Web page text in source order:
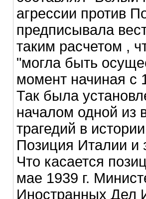
агрессии против
предписывала
таким расчетом ,
"могла быть
момент начиная с
Так была
началом одной из
трагедий в
Позиция Италии и
Что касается
мае 1939 г.
Иностранных Дел